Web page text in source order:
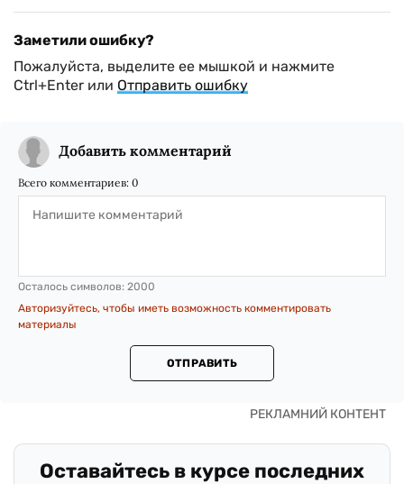
Заметили ошибку?
Пожалуйста, выделите ее мышкой и нажмите
Ctrl+Enter или Отправить ошибку
Добавить комментарий
Всего комментариев: 0
Осталось символов: 2000
Авторизуйтесь, чтобы иметь возможность комментировать
материалы
ОТПРАВИТЬ
Оставайтесь в курсе последних